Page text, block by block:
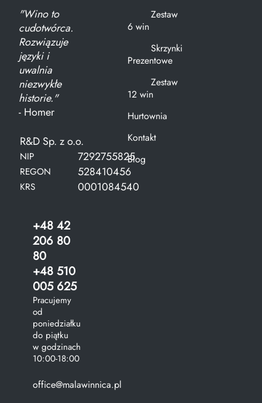
"Wino to
cudotwórca.
Rozwiązuje
języki i
uwalnia
niezwykłe
historie."
- Homer
R&D Sp. z o.o.
NIP 7292755825
REGON 528410456
KRS 0001084540
+48 42
206 80
80
+48 510
005 625
Pracujemy
od
poniedziałku
do piątku
w godzinach
10:00-18:00
office@malawinnica.pl
Zestaw
6 win
Skrzynki
Prezentowe
Zestaw
12 win
Hurtownia
Kontakt
Blog